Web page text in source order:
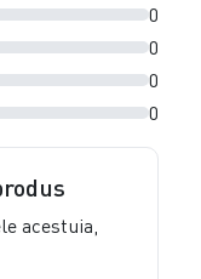
0
0
0
0
acestuia,